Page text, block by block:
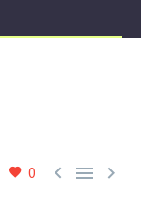
0   